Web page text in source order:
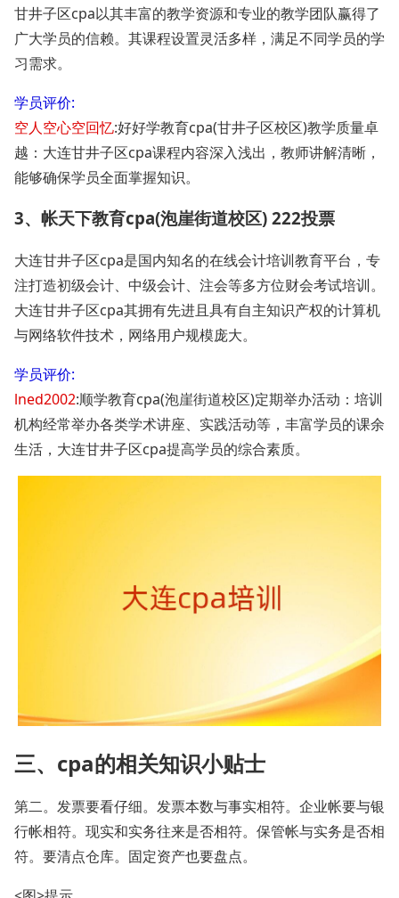
甘井子区cpa以其丰富的教学资源和专业的教学团队赢得了
广大学员的信赖。其课程设置灵活多样，满足不同学员的学
习需求。
学员评价:
空人空心空回忆:好好学教育cpa(甘井子区校区)教学质量卓
越：大连甘井子区cpa课程内容深入浅出，教师讲解清晰，
能够确保学员全面掌握知识。
3、帐天下教育cpa(泡崖街道校区) 222投票
大连甘井子区cpa是国内知名的在线会计培训教育平台，专
注打造初级会计、中级会计、注会等多方位财会考试培训。
大连甘井子区cpa其拥有先进且具有自主知识产权的计算机
与网络软件技术，网络用户规模庞大。
学员评价:
lned2002:顺学教育cpa(泡崖街道校区)定期举办活动：培训
机构经常举办各类学术讲座、实践活动等，丰富学员的课余
生活，大连甘井子区cpa提高学员的综合素质。
三、cpa的相关知识小贴士
第二。发票要看仔细。发票本数与事实相符。企业帐要与银
行帐相符。现实和实务往来是否相符。保管帐与实务是否相
符。要清点仓库。固定资产也要盘点。